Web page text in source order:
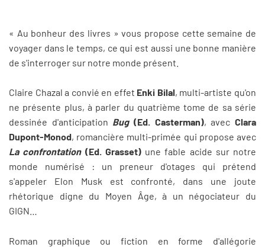
« Au bonheur des livres » vous propose cette semaine de
voyager dans le temps, ce qui est aussi une bonne manière
de s'interroger sur notre monde présent.
Claire Chazal a convié en effet Enki Bilal, multi-artiste qu'on
ne présente plus, à parler du quatrième tome de sa série
dessinée d'anticipation Bug(Ed. Casterman), avecClara
Dupont-Monod, romancière multi-primée qui propose avec
La confrontation(Ed. Grasset)une fable acide sur notre
monde numérisé : un preneur d'otages qui prétend
s'appeler Elon Musk est confronté, dans une joute
rhétorique digne du Moyen Âge, à un négociateur du
GIGN…
Roman graphique ou fiction en forme d'allégorie